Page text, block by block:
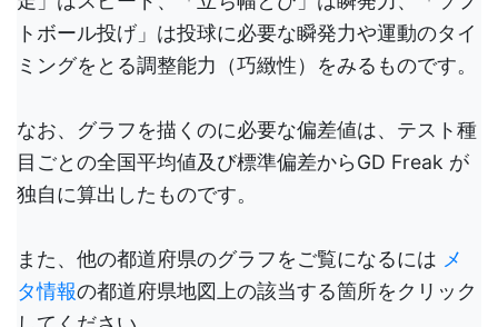
トボール投げ」は投球に必要な瞬発力や運動のタイ
ミングをとる調整能力（巧緻性）をみるものです。
なお、グラフを描くのに必要な偏差値は、テスト種
目ごとの全国平均値及び標準偏差からGD Freak が
独自に算出したものです。
また、他の都道府県のグラフをご覧になるには メ
タ情報の都道府県地図上の該当する箇所をクリック